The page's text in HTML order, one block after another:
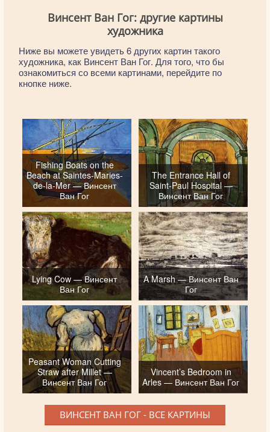
Винсент Ван Гог: другие картины
художника
Ниже вы можете увидеть 6 других картин такого
художника, как Винсент Ван Гог. Для того, что бы
ознакомиться со всеми картинами, перейдите по
кнопке ниже.
Fishing Boats on the
Beach at Saintes-Maries-
de-la-Mer — Винсент
Ван Гог
The Entrance Hall of
Saint-Paul Hospital —
Винсент Ван Гог
Lying Cow — Винсент
Ван Гог
A Marsh — Винсент Ван
Гог
Peasant Woman Cutting
Straw after Millet —
Винсент Ван Гог
Vincent’s Bedroom in
Arles — Винсент Ван Гог
ВИНСЕНТ ВАН ГОГ - ВСЕ КАРТИНЫ